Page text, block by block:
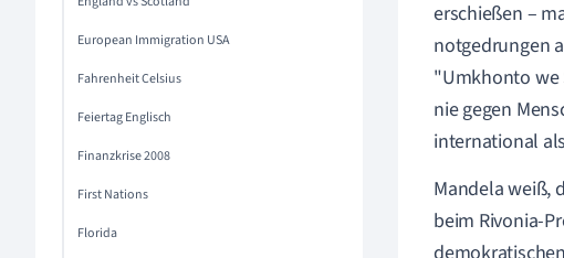
European Immigration USA
Fahrenheit Celsius
Feiertag Englisch
Finanzkrise 2008
First Nations
Florida
erschießen –
notgedrungen
"Umkhonto we
nie gegen
international
Mandela weiß,
beim Rivonia-